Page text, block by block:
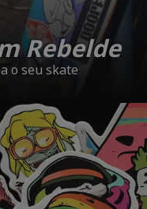
Rebelde
o seu skate